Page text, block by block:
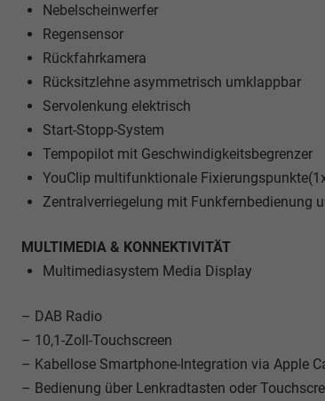
Nebelscheinwerfer
Regensensor
Rückfahrkamera
Rücksitzlehne asymmetrisch umklappbar
Servolenkung elektrisch
Start-Stopp-System
Tempopilot mit Geschwindigkeitsbegrenzer
YouClip multifunktionale
Zentralverriegelung mit Funkfernbedienung
MULTIMEDIA & KONNEKTIVITÄT
Multimediasystem Media Display
– DAB Radio
– 10,1-Zoll-Touchscreen
– Kabellose Smartphone-Integration via Apple
– Bedienung über Lenkradtasten oder